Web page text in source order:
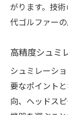
がります。技
代ゴルファーの
高精度シュミ
シュミレーシ
要なポイント
向、ヘッドス